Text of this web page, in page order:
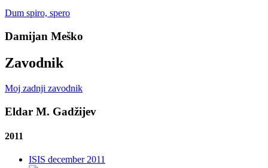
Dum spiro, spero
Damijan Meško
Zavodnik
Moj zadnji zavodnik
Eldar M. Gadžijev
2011
ISIS december 2011